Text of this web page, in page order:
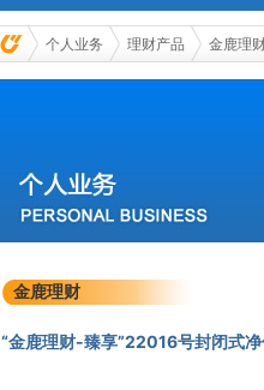
个人业务 理财产品 金鹿理
金鹿理财
“金鹿理财-臻享”22016号封闭式